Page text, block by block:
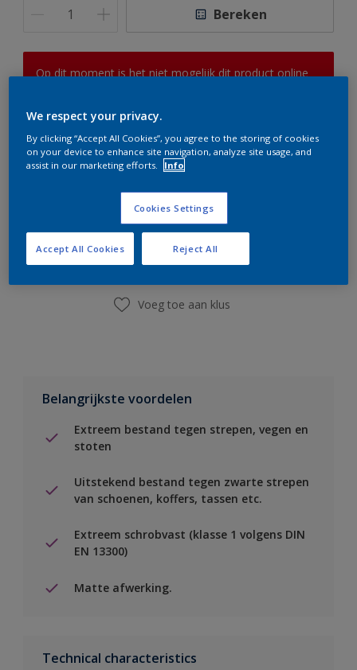
Bereken
Op dit moment is het niet mogelijk dit product online
Boodschappenlijst
Vind een winkel
Voeg toe aan klus
Belangrijkste voordelen
Extreem bestand tegen strepen, vegen en
stoten
Uitstekend bestand tegen zwarte strepen
van schoenen, koffers, tassen etc.
Extreem schrobvast (klasse 1 volgens DIN
EN 13300)
Matte afwerking.
Technical characteristics
We respect your privacy.
By clicking “Accept All Cookies”, you agree to the storing of cookies
on your device to enhance site navigation, analyze site usage, and
assist in our marketing efforts.
Info
Cookies Settings
Reject All
Accept All Cookies